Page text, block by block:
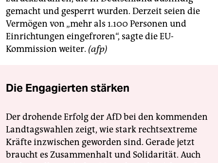
gemacht und gesperrt wurden. Derzeit seien die
Vermögen von „mehr als 1.100 Personen und
Einrichtungen eingefroren“, sagte die EU-
Kommission weiter. (afp)
Die Engagierten stärken
Der drohende Erfolg der AfD bei den kommenden
Landtagswahlen zeigt, wie stark rechtsextreme
Kräfte inzwischen geworden sind. Gerade jetzt
braucht es Zusammenhalt und Solidarität. Auch